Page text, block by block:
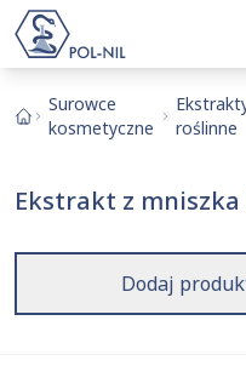
O nas
Kontakt
Surowce
kosmetyczne
roślinne
Ekstrakt z
Dodaj
Wybrane surowce i
Aktualnie niczego
Wyszukiwarka
Szukaj